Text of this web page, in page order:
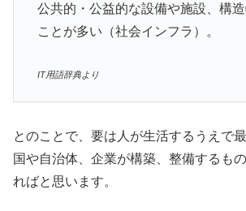
公共的・公益的な設備や施設、構
ことが多い（社会インフラ）。
IT用語辞典より
とのことで、要は人が生活するうえで
国や自治体、企業が構築、整備するも
ればと思います。